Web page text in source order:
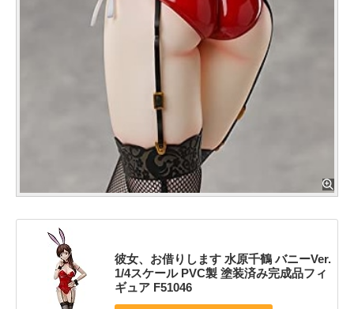
彼女、お借りします 水原千鶴 バニーVer.
1/4スケール PVC製 塗装済み完成品フィ
ギュア F51046